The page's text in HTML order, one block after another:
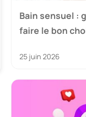
Bain sensuel :
faire le bon
25 juin 2026